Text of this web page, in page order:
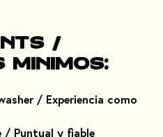
/
mínimos:
/ Experiencia como
/ Puntual y fiable